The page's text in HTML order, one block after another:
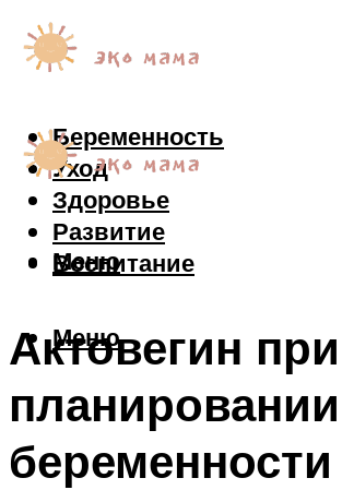
Беременность
Уход
Здоровье
Развитие
Воспитание
Меню
Меню
Актовегин при
планировании
беременности